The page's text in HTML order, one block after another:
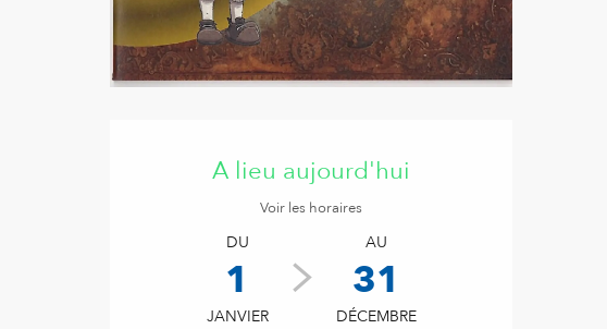
A lieu aujourd'hui
Voir les horaires
DU
1
JANVIER
AU
31
DÉCEMBRE